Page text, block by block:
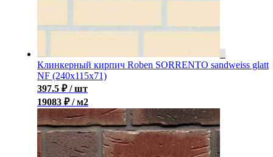
Клинкерный кирпич Roben SORRENTO sandweiss glatt
NF (240x115x71)
397.5 ₽ / шт
19083 ₽ / м2